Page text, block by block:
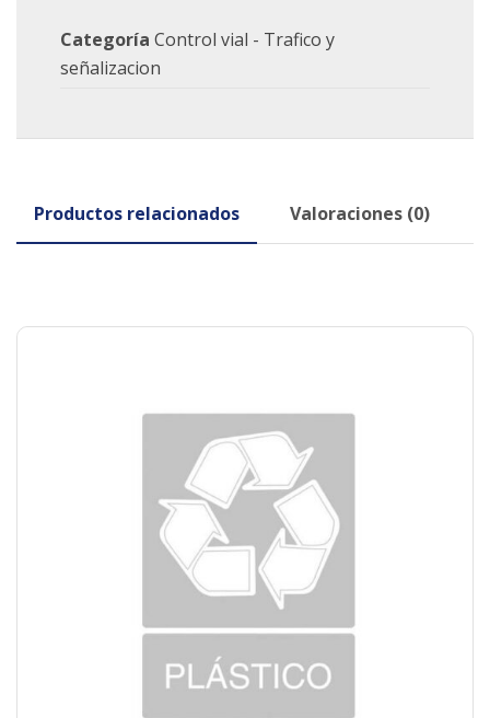
Categoría Control vial - Trafico y
señalizacion
Productos relacionados Valoraciones (0)